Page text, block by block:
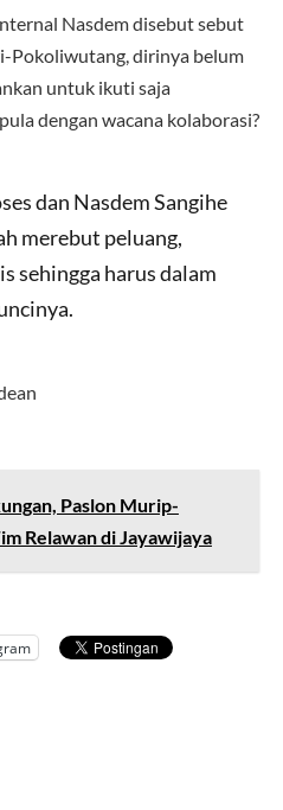
Nasdem disebut sebut
Pokoliwutang, dirinya belum
untuk ikuti saja
dengan wacana kolaborasi?
dan Nasdem Sangihe
merebut peluang,
sehingga harus dalam
Paslon Murip-
Relawan di Jayawijaya